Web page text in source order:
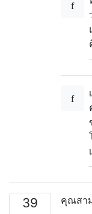
39 คุณสา